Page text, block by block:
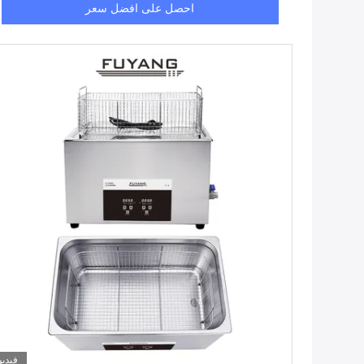
احصل على افضل سعر